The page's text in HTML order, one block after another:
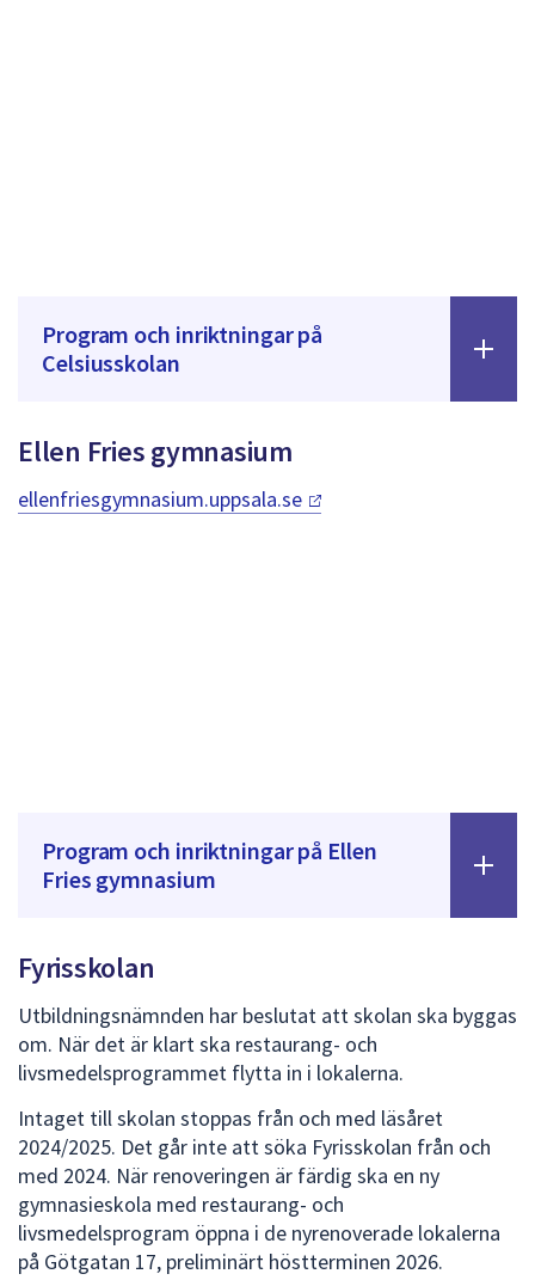
Program och inriktningar på
Celsiusskolan
Ellen Fries gymnasium
ellenfriesgymnasium.uppsala.se
Program och inriktningar på Ellen
Fries gymnasium
Fyrisskolan
Utbildningsnämnden har beslutat att skolan ska byggas
om. När det är klart ska restaurang- och
livsmedelsprogrammet flytta in i lokalerna.
Intaget till skolan stoppas från och med läsåret
2024/2025. Det går inte att söka Fyrisskolan från och
med 2024. När renoveringen är färdig ska en ny
gymnasieskola med restaurang- och
livsmedelsprogram öppna i de nyrenoverade lokalerna
på Götgatan 17, preliminärt höstterminen 2026.